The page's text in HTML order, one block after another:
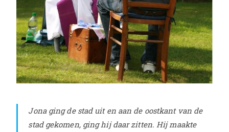
Jona ging de stad uit en aan de oostkant van de
stad gekomen, ging hij daar zitten. Hij maakte